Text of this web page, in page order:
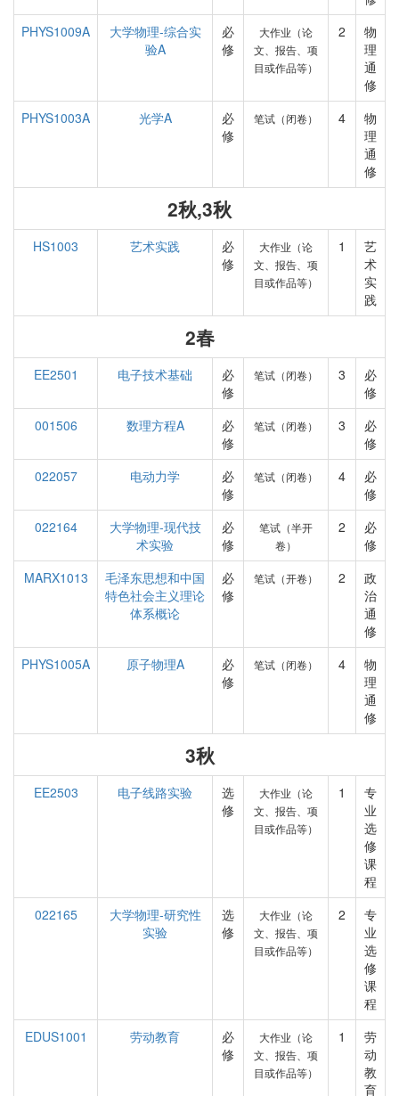
PHYS1009A
大学物理-综合实
验A
必
修
大作业（论
文、报告、项
目或作品等）
2
物
理
通
修
PHYS1003A
光学A
必
修
笔试（闭卷） 4
物
理
通
修
2秋,3秋
HS1003 艺术实践
必
修
大作业（论
文、报告、项
目或作品等）
1
艺
术
实
践
2春
EE2501 电子技术基础
必
修
笔试（闭卷） 3
必
修
001506
数理方程A
必
修
笔试（闭卷） 3
必
修
022057
电动力学
必
修
笔试（闭卷） 4
必
修
022164
大学物理-现代技
术实验
必
修
笔试（半开
卷）
2
必
修
MARX1013
毛泽东思想和中国
特色社会主义理论
体系概论
必
修
笔试（开卷） 2
政
治
通
修
PHYS1005A
原子物理A
必
修
笔试（闭卷） 4
物
理
通
修
3秋
EE2503 电子线路实验
选
修
大作业（论
文、报告、项
目或作品等）
1
专
业
选
修
课
程
022165
大学物理-研究性
实验
选
修
大作业（论
文、报告、项
目或作品等）
2
专
业
选
修
课
程
EDUS1001
劳动教育
必
修
大作业（论
文、报告、项
目或作品等）
1
劳
动
教
育